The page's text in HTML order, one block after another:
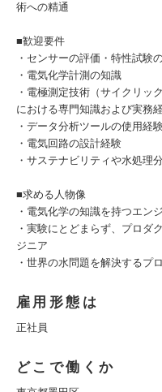
術への精通
■歓迎要件
・センサーの評価・特性試験
・電気化学計測の知識
・電極測定技術（サイクリッ
における専門知識および実務
・データ分析ツールの使用経
・電気回路の設計経験
・サステナビリティや水処理
■求める人物像
・電気化学の知識を持つエン
・実験にとどまらず、プロダ
ジニア
・世界の水問題を解決するプ
雇用形態は
正社員
どこで働くか